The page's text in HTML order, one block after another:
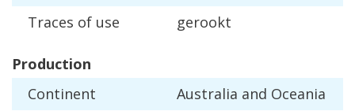
Traces of use gerookt
Production
Continent
Australia and Oceania